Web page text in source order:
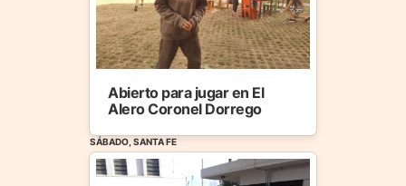
Abierto para jugar en El
Alero Coronel Dorrego
SÁBADO, SANTA FE